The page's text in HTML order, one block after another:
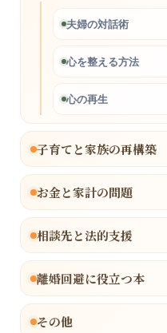
夫婦の対話術
心を整える方法
心の再生
子育てと家族の再構築
お金と家計の問題
相談先と法的支援
離婚回避に役立つ本
その他